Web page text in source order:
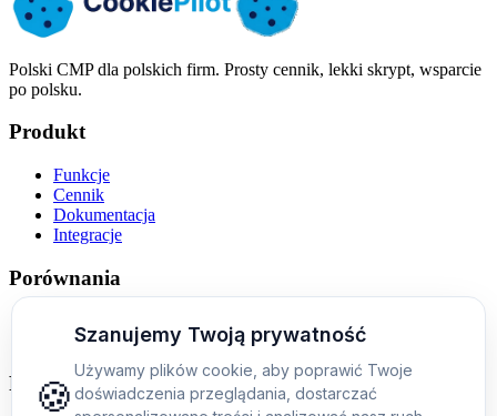
Polski CMP dla polskich firm. Prosty cennik, lekki skrypt, wsparcie
po polsku.
Produkt
Funkcje
Cennik
Dokumentacja
Integracje
Porównania
Cookiebot vs CookieYes vs CookiePilot
Firma